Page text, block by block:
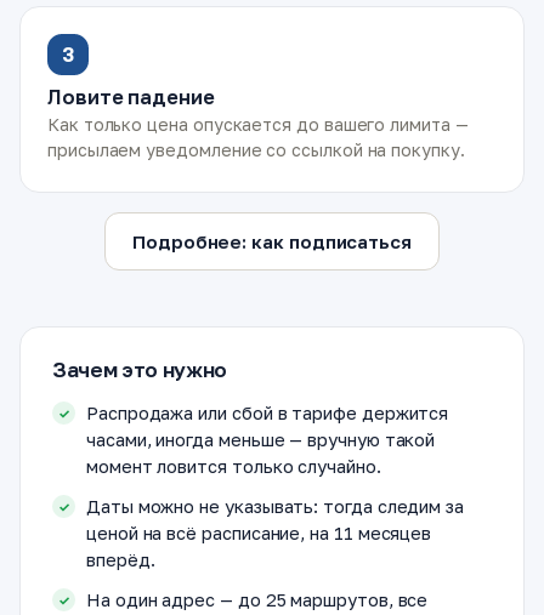
3
Ловите падение
Как только цена опускается до вашего лимита —
присылаем уведомление со ссылкой на покупку.
Подробнее: как подписаться
Зачем это нужно
Распродажа или сбой в тарифе держится
часами, иногда меньше — вручную такой
момент ловится только случайно.
Даты можно не указывать: тогда следим за
ценой на всё расписание, на 11 месяцев
вперёд.
На один адрес — до 25 маршрутов, все